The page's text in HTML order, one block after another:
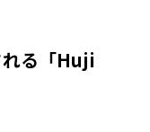
れる「Huji